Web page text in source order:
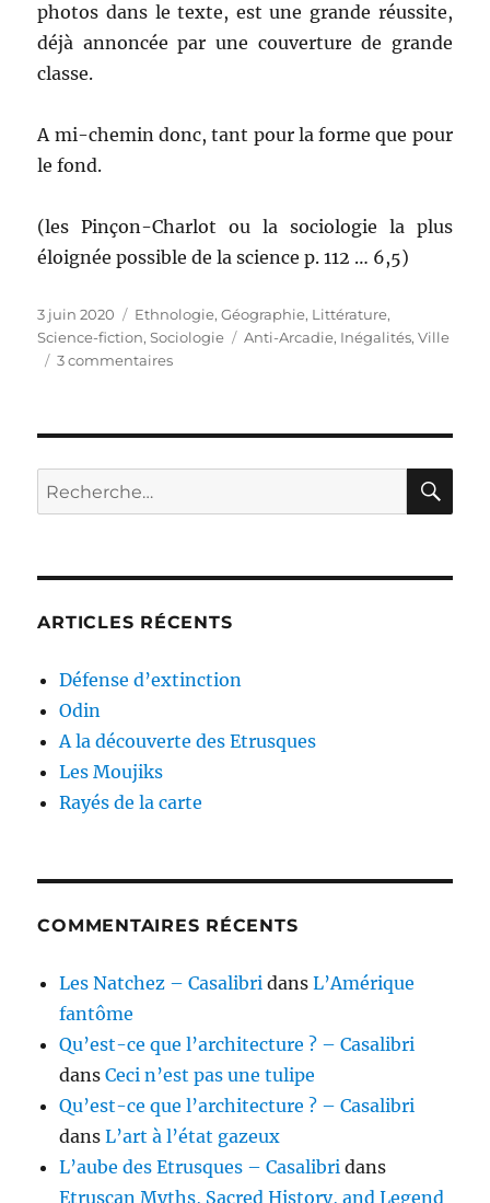
photos dans le texte, est une grande réussite,
déjà annoncée par une couverture de grande
classe.
A mi-chemin donc, tant pour la forme que pour
le fond.
(les Pinçon-Charlot ou la sociologie la plus
éloignée possible de la science p. 112 … 6,5)
Publié
le
3 juin 2020 Catégories
Ethnologie,Géographie, Littérature,
Science-fiction,Sociologie Étiquettes
Anti-Arcadie, Inégalités,Ville
3 commentaires
Recherche
pour :
ARTICLES RÉCENTS
Défense d’extinction
Odin
A la découverte des Etrusques
Les Moujiks
Rayés de la carte
COMMENTAIRES RÉCENTS
Les Natchez – Casalibri dansL’Amérique
fantôme
Qu’est-ce que l’architecture ? – Casalibri
dansCeci n’est pas une tulipe
Qu’est-ce que l’architecture ? – Casalibri
dansL’art à l’état gazeux
L’aube des Etrusques – Casalibri dans
Etruscan Myths, Sacred History, and Legend